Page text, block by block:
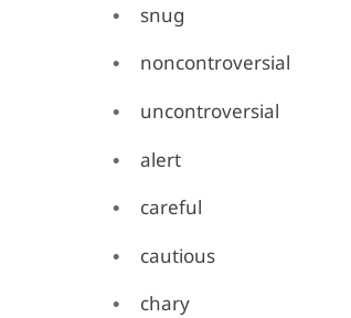
snug
noncontroversial
uncontroversial
alert
careful
cautious
chary